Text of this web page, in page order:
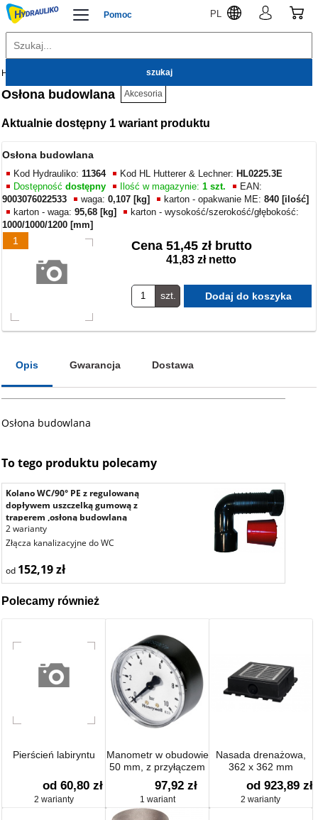
Pomoc PL
Hydrauliko Kanalizacja wewnętrzna Akcesoria
Osłona budowlana Akcesoria
Aktualnie dostępny 1 wariant produktu
1
Osłona budowlana
Kod Hydrauliko:11364 Kod HL Hutterer & Lechner: HL0225.3E
Dostępnośćdostępny Ilość w magazynie:1 szt.
EAN:
9003076022533
waga:0,107 [kg] karton - opakwanie ME:840 [ilość]
karton - waga:95,68 [kg]
karton - wysokość/szerokość/głębokość:
1000/1000/1200 [mm]
Cena 51,45 zł brutto
41,83 zł netto
szt.
Opis Gwarancja Dostawa
Osłona budowlana
To tego produktu polecamy
Kolano WC/90° PE z regulowaną
dopływem uszczelką gumową z
traperem ,osłoną budowlaną
2 warianty
Złącza kanalizacyjne do WC
od 152,19 zł
Polecamy również
Pierścień labiryntu
od 60,80 zł
2 warianty
Manometr w obudowie
50 mm, z przyłączem
G 1/4
97,92 zł
1 wariant
Nasada drenażowa,
362 x 362 mm
od 923,89 zł
2 warianty